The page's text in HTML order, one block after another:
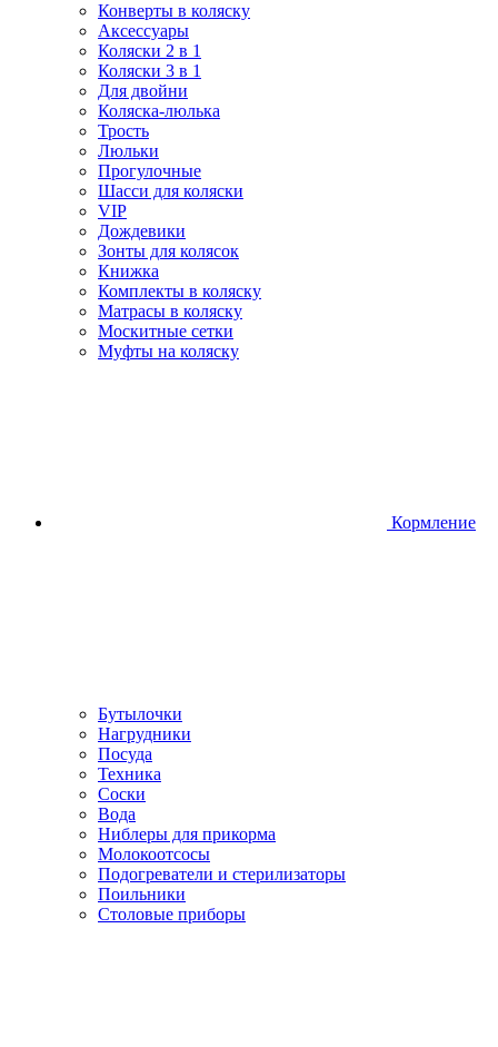
Конверты в коляску
Аксессуары
Коляски 2 в 1
Коляски 3 в 1
Для двойни
Коляска-люлька
Трость
Люльки
Прогулочные
Шасси для коляски
VIP
Дождевики
Зонты для колясок
Книжка
Комплекты в коляску
Матрасы в коляску
Москитные сетки
Муфты на коляску
Кормление
Бутылочки
Нагрудники
Посуда
Техника
Соски
Вода
Ниблеры для прикорма
Молокоотсосы
Подогреватели и стерилизаторы
Поильники
Столовые приборы